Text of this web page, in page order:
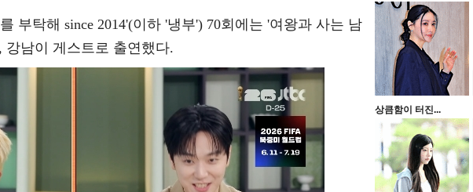
부탁해 since 2014'(이하 '냉부') 70회에는 '여왕과 사는 남
남이 게스트로 출연했다.
상큼함이 터진...